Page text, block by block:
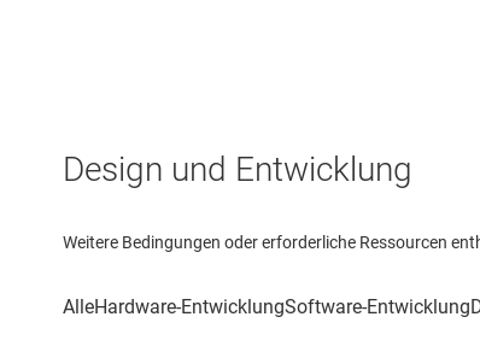
Design und Entwicklung
Weitere Bedingungen oder erforderliche Ressourcen